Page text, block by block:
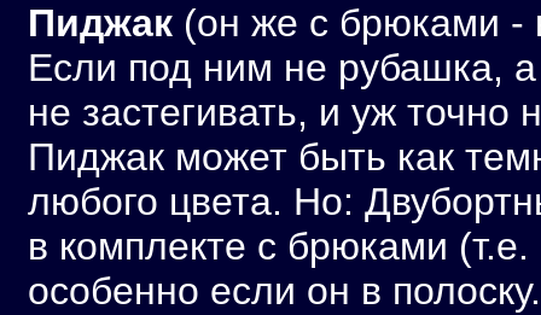
Пиджак (он же с брюками -
Если под ним не рубашка,
не застегивать, и уж точно
Пиджак может быть как
любого цвета. Но:
в комплекте с брюками
особенно если он в полоску.